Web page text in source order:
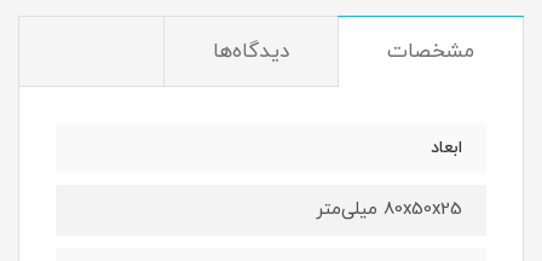
مشخصات دیدگاه‌ها
ابعاد
80x50x25 میلی‌متر